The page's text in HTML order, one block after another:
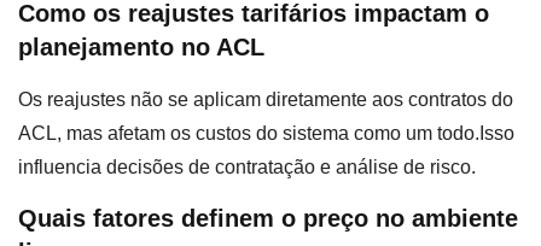
Como os reajustes tarifários impactam o
planejamento no ACL
Os reajustes não se aplicam diretamente aos contratos do
ACL, mas afetam os custos do sistema como um todo.Isso
influencia decisões de contratação e análise de risco.
Quais fatores definem o preço no ambiente